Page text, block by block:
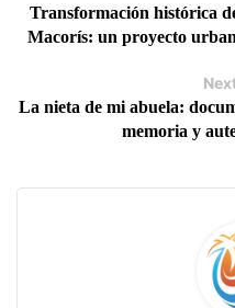
Transformación histórica
Macorís: un proyecto
La nieta de mi abuela:
memoria y